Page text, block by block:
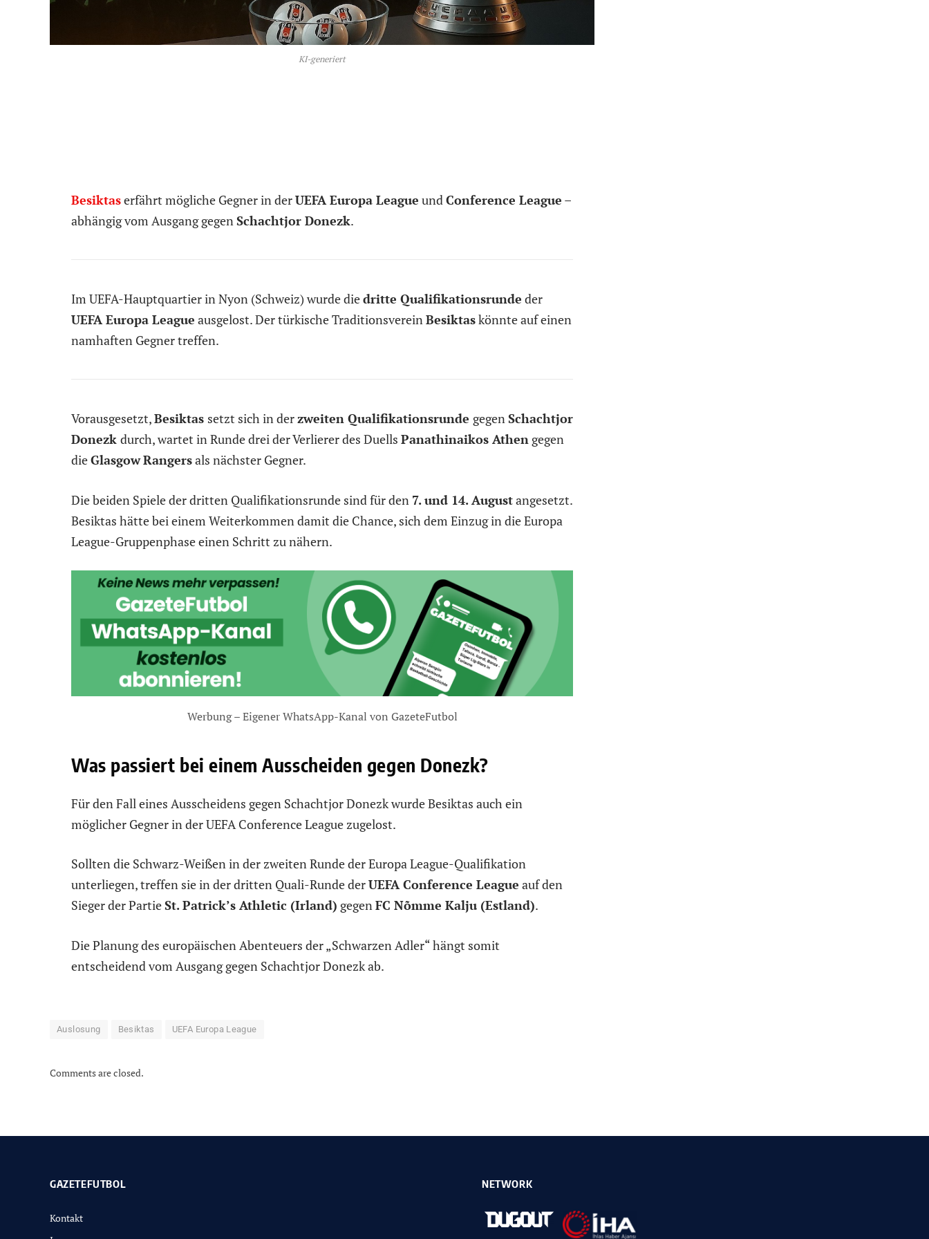
KI-generiert
Besiktaserfährt mögliche Gegner in derUEFA Europa League undConference League –
abhängig vom Ausgang gegenSchachtjor Donezk.
Im UEFA-Hauptquartier in Nyon (Schweiz) wurde diedritte Qualifikationsrunde der
UEFA Europa League ausgelost. Der türkische TraditionsvereinBesiktaskönnte auf einen
namhaften Gegner treffen.
Vorausgesetzt,Besiktas setzt sich in derzweiten Qualifikationsrunde gegenSchachtjor
Donezk durch, wartet in Runde drei der Verlierer des Duells Panathinaikos Athen gegen
dieGlasgowRangersals nächster Gegner.
Die beiden Spiele der dritten Qualifikationsrunde sind für den 7. und 14. Augustangesetzt.
Besiktas hätte bei einem Weiterkommen damit die Chance, sich dem Einzug in die Europa
League-Gruppenphase einen Schritt zu nähern.
Werbung – Eigener WhatsApp-Kanal von GazeteFutbol
Was passiert bei einem Ausscheiden gegen Donezk?
Für den Fall eines Ausscheidens gegen Schachtjor Donezk wurde Besiktas auch ein
möglicher Gegner in der UEFA Conference League zugelost.
Sollten die Schwarz-Weißen in der zweiten Runde der Europa League-Qualifikation
unterliegen, treffen sie in der dritten Quali-Runde derUEFA Conference League auf den
Sieger der PartieSt. Patrick’s Athletic (Irland) gegenFC Nõmme Kalju (Estland).
Die Planung des europäischen Abenteuers der „Schwarzen Adler“ hängt somit
entscheidend vom Ausgang gegen Schachtjor Donezk ab.
Auslosung Besiktas UEFA Europa League
Comments are closed.
GAZETEFUTBOL
Kontakt
NETWORK